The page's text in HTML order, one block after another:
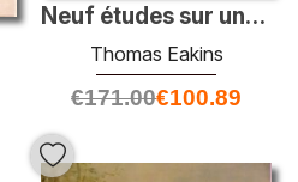
Neuf études sur une figure
Thomas Eakins
€171.00€100.89